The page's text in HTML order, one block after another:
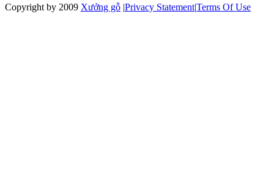
Copyright by 2009 Xưởng gỗ |Privacy Statement|Terms Of Use